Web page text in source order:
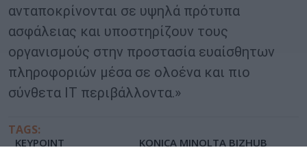
ανταποκρίνονται σε υψηλά πρότυπα
ασφάλειας και υποστηρίζουν τους
οργανισμούς στην προστασία ευαίσθητων
πληροφοριών μέσα σε ολοένα και πιο
σύνθετα IT περιβάλλοντα.»
TAGS:
KEYPOINT
KONICA MINOLTA BIZHUB